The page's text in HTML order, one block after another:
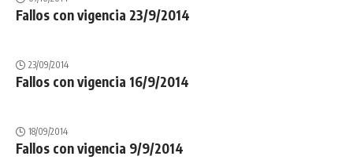
Fallos con vigencia 23/9/2014
23/09/2014
Fallos con vigencia 16/9/2014
18/09/2014
Fallos con vigencia 9/9/2014